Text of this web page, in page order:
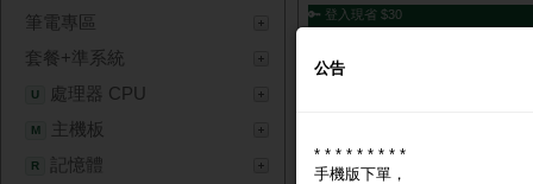
筆電專區
套餐+準系統
U 處理器 CPU
M 主機板
R 記憶體
🔑 登入現省 $30
公告
* * * * * * * * *
手機版下單，